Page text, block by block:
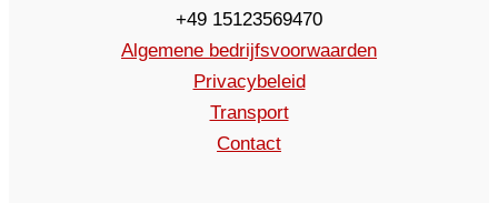
+49 15123569470
Algemene bedrijfsvoorwaarden
Privacybeleid
Transport
Contact